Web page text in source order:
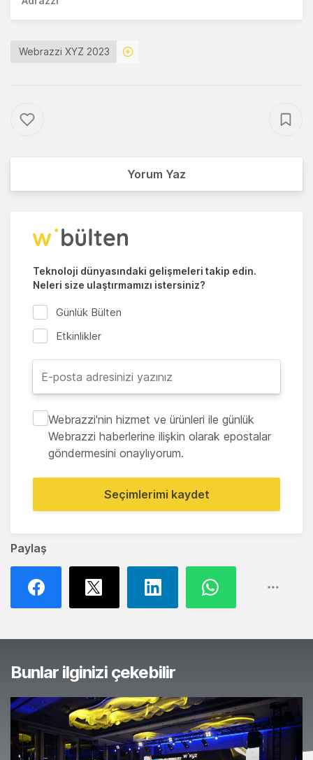
Paylaş
Webrazzi XYZ 2023
Yorum Yaz
Teknoloji dünyasındaki gelişmeleri takip edin.
Neleri size ulaştırmamızı istersiniz?
Günlük Bülten
Etkinlikler
Webrazzi'nin hizmet ve ürünleri ile günlük
Webrazzi haberlerine ilişkin olarak epostalar
göndermesini onaylıyorum.
Seçimlerimi kaydet
Bunlar ilginizi çekebilir